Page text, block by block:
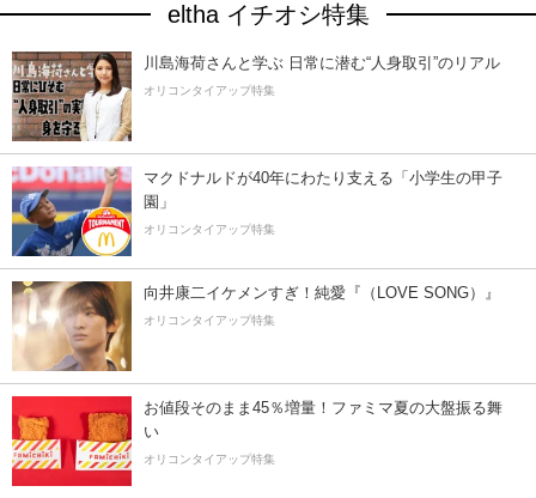
eltha イチオシ特集
川島海荷さんと学ぶ 日常に潜む“人身取引”のリアル
オリコンタイアップ特集
マクドナルドが40年にわたり支える「小学生の甲子
園」
オリコンタイアップ特集
向井康二イケメンすぎ！純愛『（LOVE SONG）』
オリコンタイアップ特集
お値段そのまま45％増量！ファミマ夏の大盤振る舞
い
オリコンタイアップ特集